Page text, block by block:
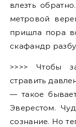
влезть
метровой
пришла пора
скафандр
>>>> Чтобы
стравить
— такое
Эверестом.
сознание. Но